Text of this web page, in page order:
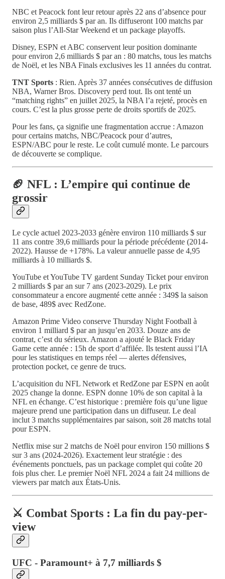
NBC et Peacock font leur retour après 22 ans d’absence pour
environ 2,5 milliards $ par an. Ils diffuseront 100 matchs par
saison plus l’All-Star Weekend et un package playoffs.
Disney, ESPN et ABC conservent leur position dominante
pour environ 2,6 milliards $ par an : 80 matchs, tous les matchs
de Noël, et les NBA Finals exclusives les 11 années du contrat.
TNT Sports : Rien. Après 37 années consécutives de diffusion
NBA, Warner Bros. Discovery perd tout. Ils ont tenté un
“matching rights” en juillet 2025, la NBA l’a rejeté, procès en
cours. C’est la plus grosse perte de droits sportifs de 2025.
Pour les fans, ça signifie une fragmentation accrue : Amazon
pour certains matchs, NBC/Peacock pour d’autres,
ESPN/ABC pour le reste. Le coût cumulé monte. Le parcours
de découverte se complique.
🏈 NFL : L’empire qui continue de
grossir
Le cycle actuel 2023-2033 génère environ 110 milliards $ sur
11 ans contre 39,6 milliards pour la période précédente (2014-
2022). Hausse de +178%. La valeur annuelle passe de 4,95
milliards à 10 milliards $.
YouTube et YouTube TV gardent Sunday Ticket pour environ
2 milliards $ par an sur 7 ans (2023-2029). Le prix
consommateur a encore augmenté cette année : 349$ la saison
de base, 489$ avec RedZone.
Amazon Prime Video conserve Thursday Night Football à
environ 1 milliard $ par an jusqu’en 2033. Douze ans de
contrat, c’est du sérieux. Amazon a ajouté le Black Friday
Game cette année : 15h de sport d’affilée. Ils testent aussi l’IA
pour les statistiques en temps réel — alertes défensives,
protection pocket, ce genre de trucs.
L’acquisition du NFL Network et RedZone par ESPN en août
2025 change la donne. ESPN donne 10% de son capital à la
NFL en échange. C’est historique : première fois qu’une ligue
majeure prend une participation dans un diffuseur. Le deal
inclut 3 matchs supplémentaires par saison, soit 28 matchs total
pour ESPN.
Netflix mise sur 2 matchs de Noël pour environ 150 millions $
sur 3 ans (2024-2026). Exactement leur stratégie : des
événements ponctuels, pas un package complet qui coûte 20
fois plus cher. Le premier Noël NFL 2024 a fait 24 millions de
viewers par match aux États-Unis.
⚔️ Combat Sports : La fin du pay-per-
view
UFC - Paramount+ à 7,7 milliards $